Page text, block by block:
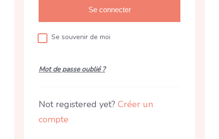
Se souvenir de moi
Mot de passe oublié ?
Not registered yet? Créer un
compte